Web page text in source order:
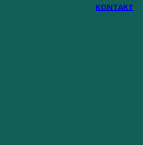
KONTAKT